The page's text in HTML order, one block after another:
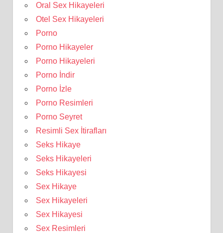
Oral Sex Hikayeleri
Otel Sex Hikayeleri
Porno
Porno Hikayeler
Porno Hikayeleri
Porno İndir
Porno İzle
Porno Resimleri
Porno Seyret
Resimli Sex İtirafları
Seks Hikaye
Seks Hikayeleri
Seks Hikayesi
Sex Hikaye
Sex Hikayeleri
Sex Hikayesi
Sex Resimleri